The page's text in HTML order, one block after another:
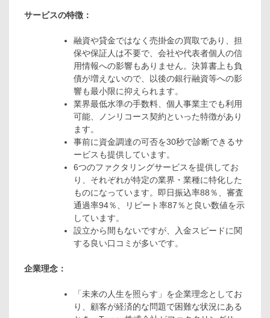
サービスの特徴：
融資や貸金ではなく売掛金の買取であり、担
保や保証人は不要で、会社や代表者個人の信
用情報への影響もありません。決算書上も負
債が増えないので、以後の銀行融資等への影
響も最小限に抑えられます。
業界最低水準の手数料、個人事業主でも利用
可能、ノンリコース契約といった特徴があり
ます。
事前に資金調達の可否を30秒で診断できるサ
ービスも提供しています。
6つのファクタリングサービスを提供してお
り、それぞれが特定の業界・業種に特化した
ものになっています。即日振込率88％、審査
通過率94％、リピート率87％と良い数値を示
しています。
設立から間もないですが、入金スピードに関
する良い口コミが多いです。
企業理念：
「未来の人生を照らす」を企業理念としてお
り、顧客が経済的な問題で困難な状況にある